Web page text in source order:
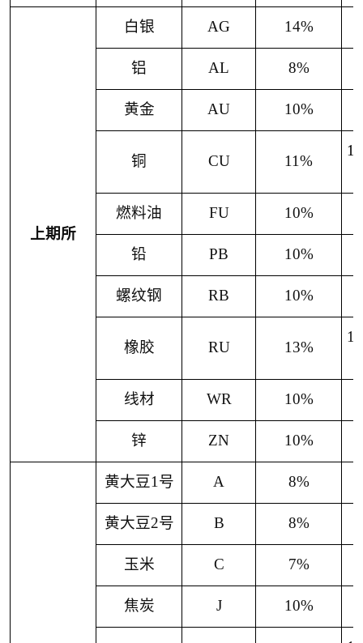
上期所
白银 AG 14%
铝 AL 8%
黄金 AU 10%
铜 CU 11%
燃料油 FU 10%
铅 PB 10%
螺纹钢 RB 10%
橡胶 RU 13%
线材 WR 10%
锌 ZN 10%
黄大豆1号 A 8%
黄大豆2号 B 8%
玉米 C 7%
焦炭 J 10%